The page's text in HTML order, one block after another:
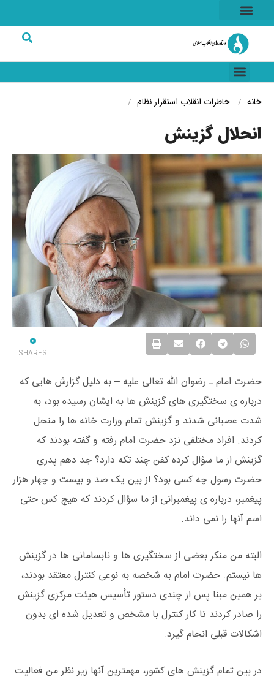
خانه خاطرات انقلاباستقرار نظام
انحلال گزینش
0
SHARES
حضرت امام ـ رضوان الله تعالى علیه – به دلیل گزارش هایی که
درباره ی سختگیری های گزینش ها به ایشان رسیده بود، به
شدت عصبانی شدند و گزینش تمام وزارت خانه ها را منحل
کردند. افراد مختلفی نزد حضرت امام رفته و گفته بودند که
گزینش از ما سؤال کرده کفن چند تکه دارد؟ جد دهم پدری
حضرت رسول چه کسی بود؟ از بین یک صد و بیست و چهار هزار
پیغمبر، درباره ی پیغمبرانی از ما سؤال کردند که هیچ کس حتی
اسم آنها را نمی داند.
البته من منکر بعضی از سختگیری ها و نابسامانی ها در گزینش
ها نیستم. حضرت امام به شخصه به نوعی کنترل معتقد بودند،
بر همین مبنا پس از چندی دستور تأسیس هیئت مرکزی گزینش
را صادر کردند تا کار کنترل با مشخص و تعدیل شده ای بدون
اشکالات قبلی انجام گیرد.
در بین تمام گزینش های کشور، مهمترین آنها زیر نظر من فعالیت